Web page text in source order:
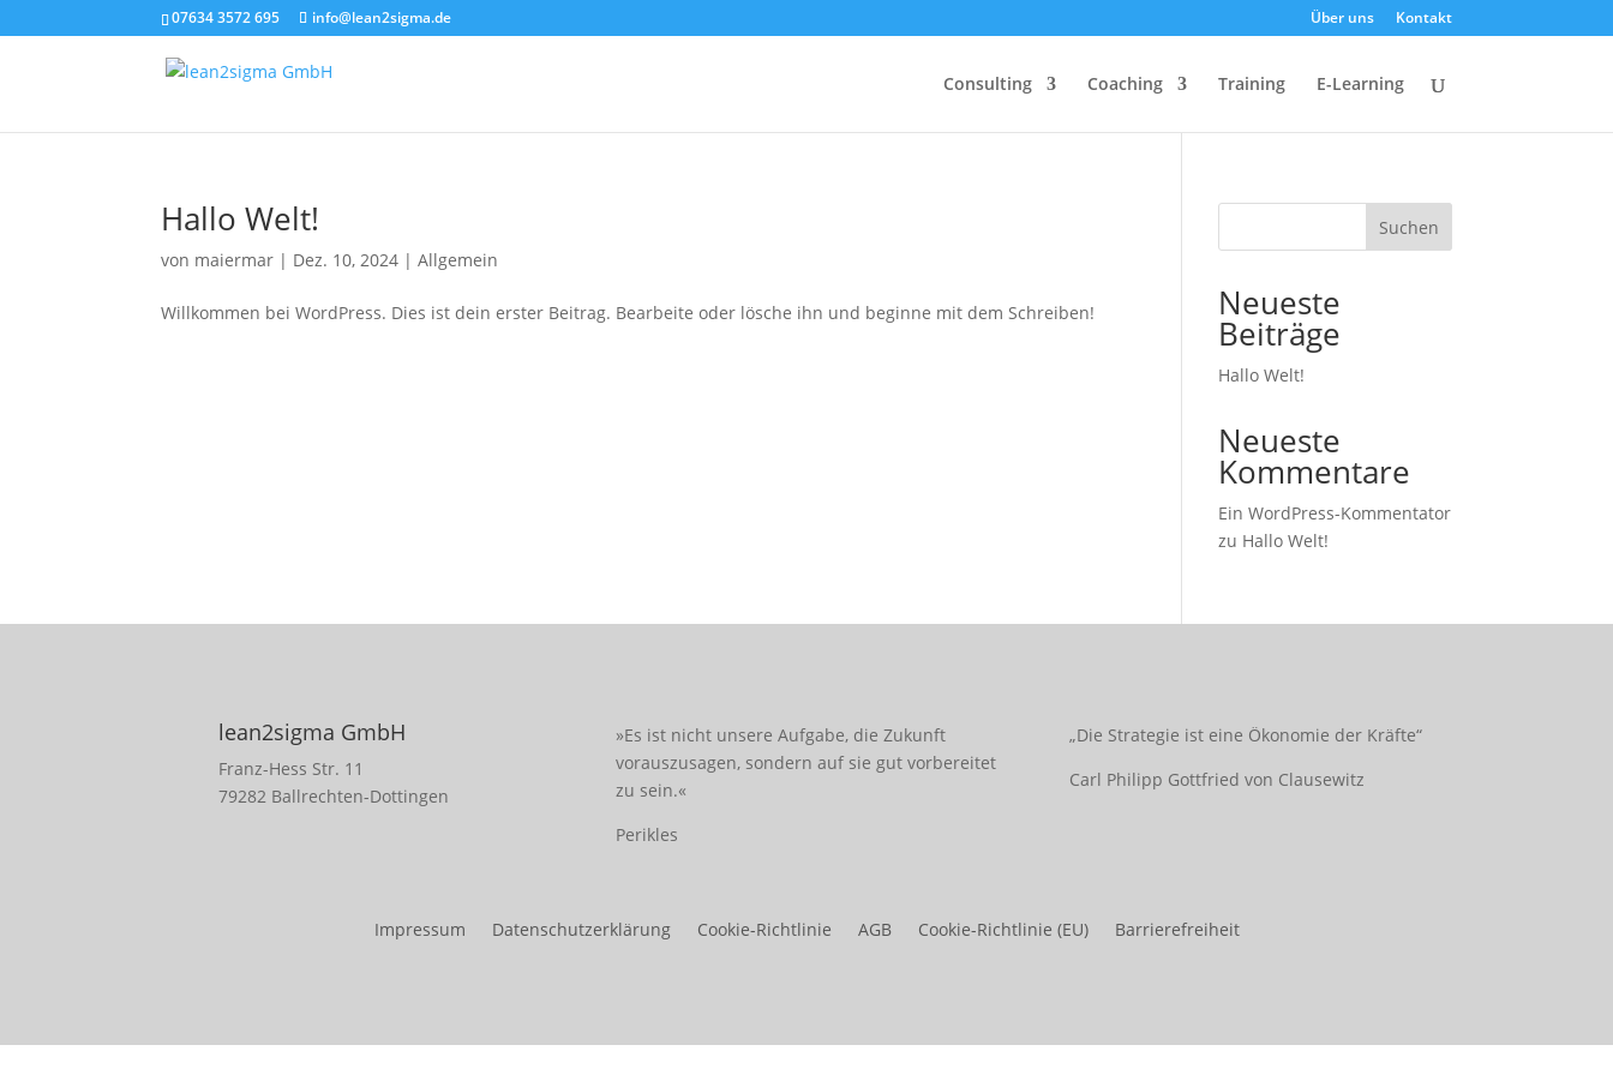
07634 3572 695 info@lean2sigma.de Über uns Kontakt
Consulting Coaching Training E-Learning
Hallo Welt!
von maiermar | Dez. 10, 2024 |Allgemein
Willkommen bei WordPress. Dies ist dein erster Beitrag. Bearbeite oder lösche ihn und beginne mit dem Schreiben!
Suchen
Neueste
Beiträge
Hallo Welt!
Neueste
Kommentare
Ein WordPress-Kommentator
zu Hallo Welt!
lean2sigma GmbH
Franz-Hess Str. 11
79282 Ballrechten-Dottingen
»Es ist nicht unsere Aufgabe, die Zukunft
vorauszusagen, sondern auf sie gut vorbereitet
zu sein.«
Perikles
„Die Strategie ist eine Ökonomie der Kräfte“
Carl Philipp Gottfried von Clausewitz
Impressum Datenschutzerklärung Cookie-Richtlinie AGB Cookie-Richtlinie (EU) Barrierefreiheit